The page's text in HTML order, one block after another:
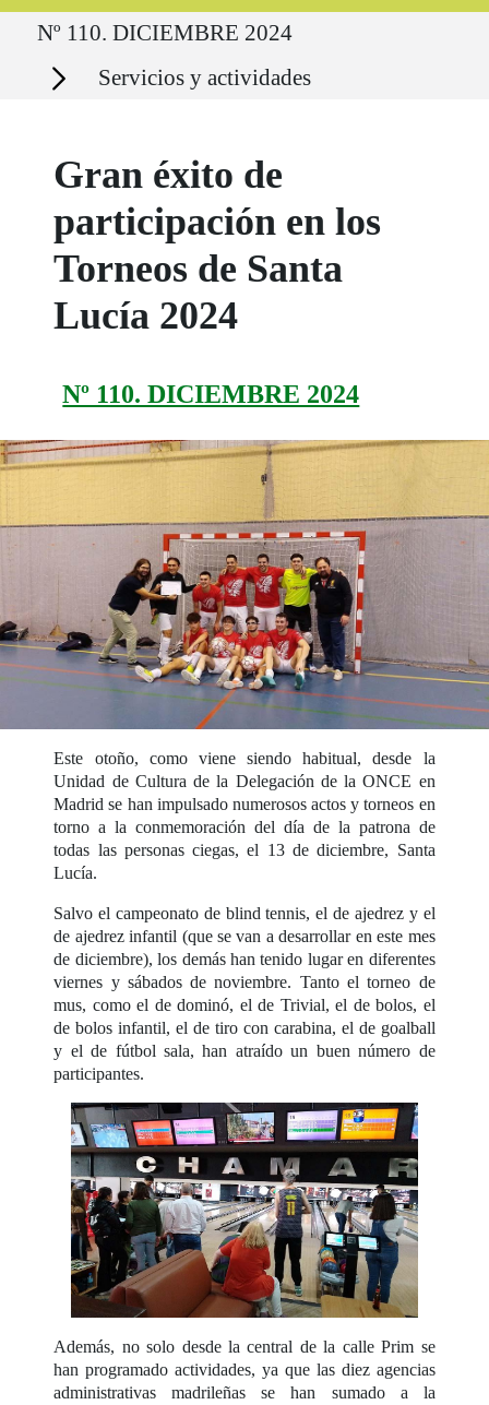
Ruta del sitio
Nº 110. DICIEMBRE 2024
Secciones Servicios y actividades
Gran éxito de
participación en los
Torneos de Santa
Lucía 2024
Nº 110. DICIEMBRE 2024
Este otoño, como viene siendo habitual, desde la
Unidad de Cultura de la Delegación de la ONCE en
Madrid se han impulsado numerosos actos y torneos en
torno a la conmemoración del día de la patrona de
todas las personas ciegas, el 13 de diciembre, Santa
Lucía.
Salvo el campeonato de blind tennis, el de ajedrez y el
de ajedrez infantil (que se van a desarrollar en este mes
de diciembre), los demás han tenido lugar en diferentes
viernes y sábados de noviembre. Tanto el torneo de
mus, como el de dominó, el de Trivial, el de bolos, el
de bolos infantil, el de tiro con carabina, el de goalball
y el de fútbol sala, han atraído un buen número de
participantes.
Además, no solo desde la central de la calle Prim se
han programado actividades, ya que las diez agencias
administrativas madrileñas se han sumado a la